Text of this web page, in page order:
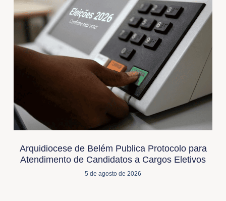
Arquidiocese de Belém Publica Protocolo para
Atendimento de Candidatos a Cargos Eletivos
5 de agosto de 2026